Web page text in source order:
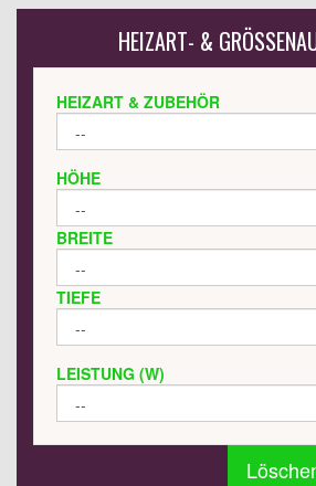
HEIZART- &
HEIZART & ZUBEHÖR
HÖHE
BREITE
TIEFE
LEISTUNG (W)